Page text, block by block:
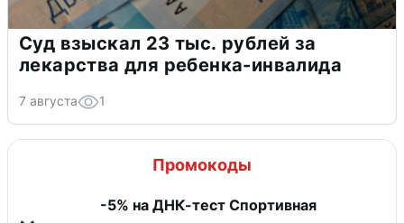
Суд взыскал 23 тыс. рублей за
лекарства для ребенка-инвалида
7 августа 1
Промокоды
-5% на ДНК-тест Спортивная